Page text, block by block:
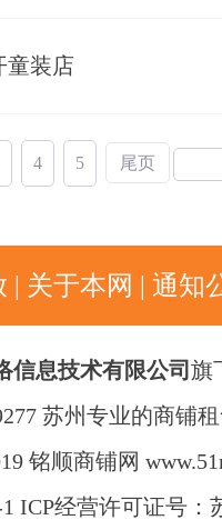
童装店
4 5 尾页
| 关于本网 | 通知
信息技术有限公司 旗
苏州专业的商铺
铭顺商铺网
ICP经营许可证号：